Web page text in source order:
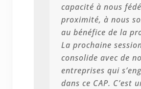
capacité à nous
proximité, à nous
au bénéfice de la
La prochaine
consolide avec de
entreprises qui
dans ce CAP. C’est